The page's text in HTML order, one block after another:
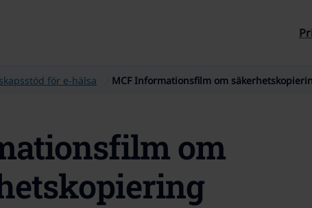
för e‑hälsa MCF Informationsfilm om
om